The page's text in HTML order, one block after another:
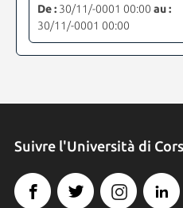
De :30/11/-0001 00:00 au :
30/11/-0001 00:00
Suivre l'Università di